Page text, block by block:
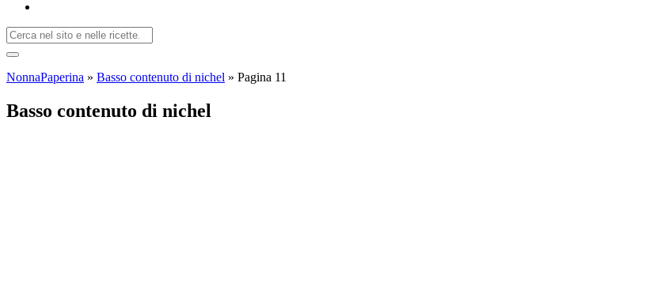
NonnaPaperina » Basso contenuto di nichel » Pagina 11
Basso contenuto di nichel